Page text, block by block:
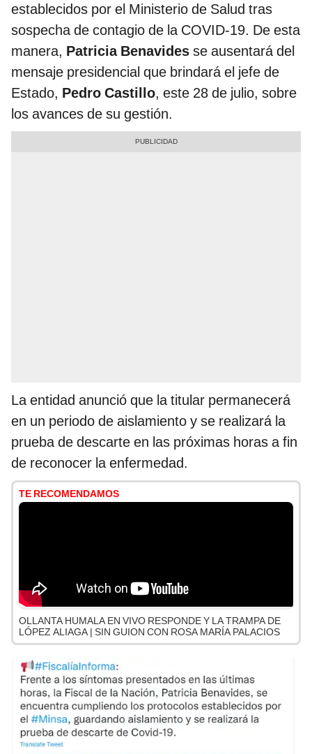
establecidos por el Ministerio de Salud tras
sospecha de contagio de la COVID-19. De esta
manera, Patricia Benavides se ausentará del
mensaje presidencial que brindará el jefe de
Estado, Pedro Castillo, este 28 de julio, sobre
los avances de su gestión.
La entidad anunció que la titular permanecerá
en un periodo de aislamiento y se realizará la
prueba de descarte en las próximas horas a fin
de reconocer la enfermedad.
TE RECOMENDAMOS
OLLANTA HUMALA EN VIVO RESPONDE Y LA TRAMPA DE
LÓPEZ ALIAGA | SIN GUION CON ROSA MARÍA PALACIOS